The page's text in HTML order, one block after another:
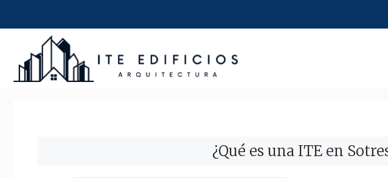
contenido
¿Qué es una ITE en